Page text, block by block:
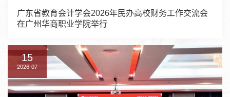
广东省教育会计学会2026年民办高校财务工作交流会
在广州华商职业学院举行
15
2026-07